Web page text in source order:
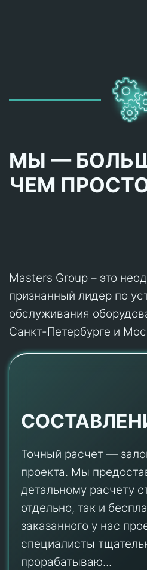
МЫ —
ЧЕМ
Masters Group – это
признанный лидер по
обслуживания
Санкт-Петербурге и
Точный расчет —
проекта. Мы
детальному расчету
отдельно, так и
заказанного у нас
специалисты
прорабатываю...